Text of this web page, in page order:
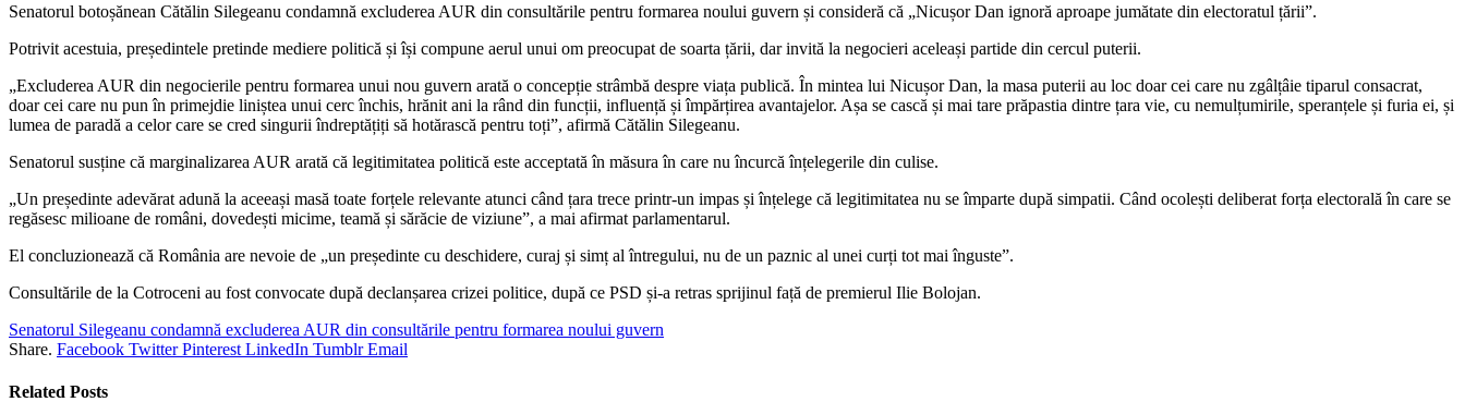
Senatorul botoșănean Cătălin Silegeanu condamnă excluderea AUR din consultările pentru formarea noului guvern și consideră că „Nicușor Dan ignoră aproape jumătate din electoratul țării”.
Potrivit acestuia, președintele pretinde mediere politică și își compune aerul unui om preocupat de soarta țării, dar invită la negocieri aceleași partide din cercul puterii.
„Excluderea AUR din negocierile pentru formarea unui nou guvern arată o concepție strâmbă despre viața publică. În mintea lui Nicușor Dan, la masa puterii au loc doar cei care nu zgâlțâie tiparul consacrat,
doar cei care nu pun în primejdie liniștea unui cerc închis, hrănit ani la rând din funcții, influență și împărțirea avantajelor. Așa se cască și mai tare prăpastia dintre țara vie, cu nemulțumirile, speranțele și furia ei, și
lumea de paradă a celor care se cred singurii îndreptățiți să hotărască pentru toți”, afirmă Cătălin Silegeanu.
Senatorul susține că marginalizarea AUR arată că legitimitatea politică este acceptată în măsura în care nu încurcă înțelegerile din culise.
„Un președinte adevărat adună la aceeași masă toate forțele relevante atunci când țara trece printr-un impas și înțelege că legitimitatea nu se împarte după simpatii. Când ocolești deliberat forța electorală în care se
regăsesc milioane de români, dovedești micime, teamă și sărăcie de viziune”, a mai afirmat parlamentarul.
El concluzionează că România are nevoie de „un președinte cu deschidere, curaj și simț al întregului, nu de un paznic al unei curți tot mai înguste”.
Consultările de la Cotroceni au fost convocate după declanșarea crizei politice, după ce PSD și-a retras sprijinul față de premierul Ilie Bolojan.
Senatorul Silegeanu condamnă excluderea AUR din consultările pentru formarea noului guvern
Share. Facebook Twitter Pinterest LinkedIn Tumblr Email
Related Posts